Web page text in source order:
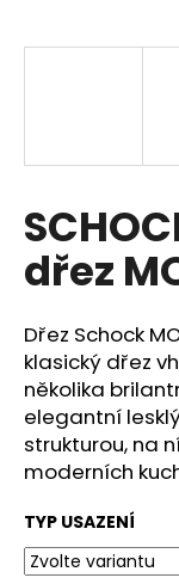
dřez
Dřez Schock
klasický dřez
několika
elegantní
strukturou, na
moderních
TYP USAZENÍ
j
?
D
o
p
o
r
u
č
u